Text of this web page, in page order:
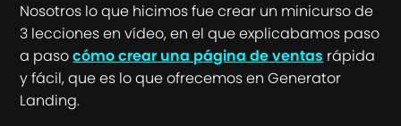
Nosotros lo que hicimos fue crear un minicurso de
3 lecciones en vídeo, en el que explicabamos paso
a pasocómo crear una página de ventas rápida
y fácil, que es lo que ofrecemos en Generator
Landing.